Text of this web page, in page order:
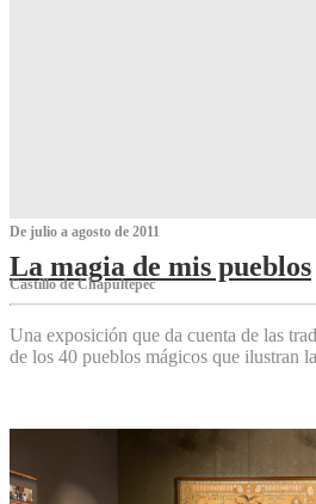
De julio a agosto de 2011
La magia de mis pueblos
Castillo de Chapultepec
Una exposición que da cuenta de las
de los 40 pueblos mágicos que ilustran